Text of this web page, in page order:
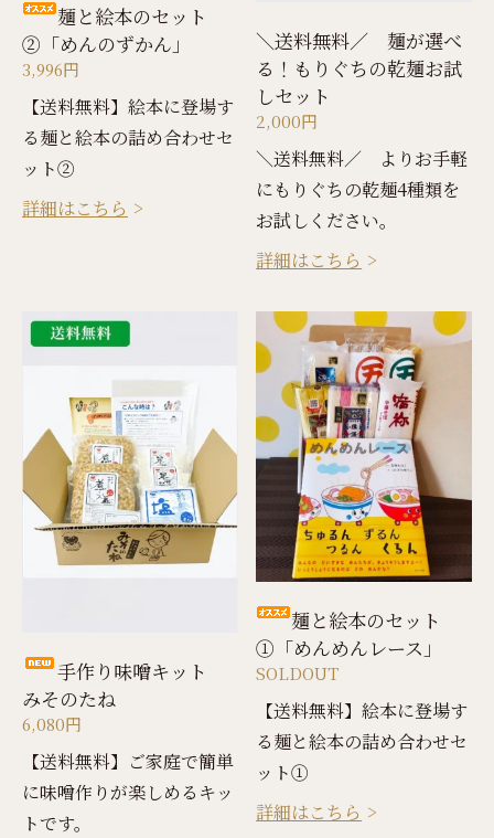
麺と絵本のセット
②「めんのずかん」
3,996円
【送料無料】絵本に登場す
る麺と絵本の詰め合わせセ
ット②
詳細はこちら
＼送料無料／ 麺が選べ
る！もりぐちの乾麺お試
しセット
2,000円
＼送料無料／ よりお手軽
にもりぐちの乾麺4種類を
お試しください。
詳細はこちら
手作り味噌キット
みそのたね
6,080円
【送料無料】ご家庭で簡単
に味噌作りが楽しめるキッ
トです。
麺と絵本のセット
①「めんめんレース」
SOLDOUT
【送料無料】絵本に登場す
る麺と絵本の詰め合わせセ
ット①
詳細はこちら